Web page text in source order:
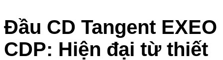
Đầu CD Tangent EXEO
CDP: Hiện đại từ thiết